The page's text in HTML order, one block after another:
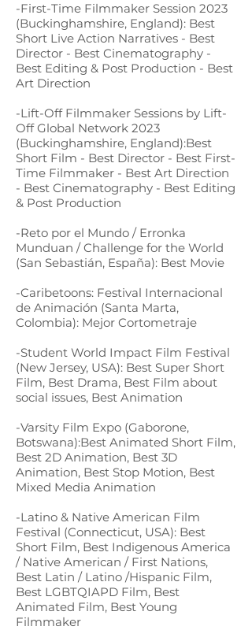
-First-Time Filmmaker Session 2023
(Buckinghamshire, England): Best
Short Live Action Narratives - Best
Director - Best Cinematography -
Best Editing & Post Production - Best
Art Direction
-Lift-Off Filmmaker Sessions by Lift-
Off Global Network 2023
(Buckinghamshire, England):Best
Short Film - Best Director - Best First-
Time Filmmaker - Best Art Direction
- Best Cinematography - Best Editing
& Post Production
-Reto por el Mundo / Erronka
Munduan / Challenge for the World
(San Sebastián, España): Best Movie
-Caribetoons: Festival Internacional
de Animación (Santa Marta,
Colombia): Mejor Cortometraje
-Student World Impact Film Festival
(New Jersey, USA): Best Super Short
Film, Best Drama, Best Film about
social issues, Best Animation
-Varsity Film Expo (Gaborone,
Botswana):Best Animated Short Film,
Best 2D Animation, Best 3D
Animation, Best Stop Motion, Best
Mixed Media Animation
-Latino & Native American Film
Festival (Connecticut, USA): Best
Short Film, Best Indigenous America
/ Native American / First Nations,
Best Latin / Latino /Hispanic Film,
Best LGBTQIAPD Film, Best
Animated Film, Best Young
Filmmaker